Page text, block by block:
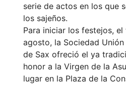
serie de actos en los que
los sajeños.
Para iniciar los festejos, el
agosto, la Sociedad
de Sax ofreció el ya
honor a la Virgen de la
lugar en la Plaza de la